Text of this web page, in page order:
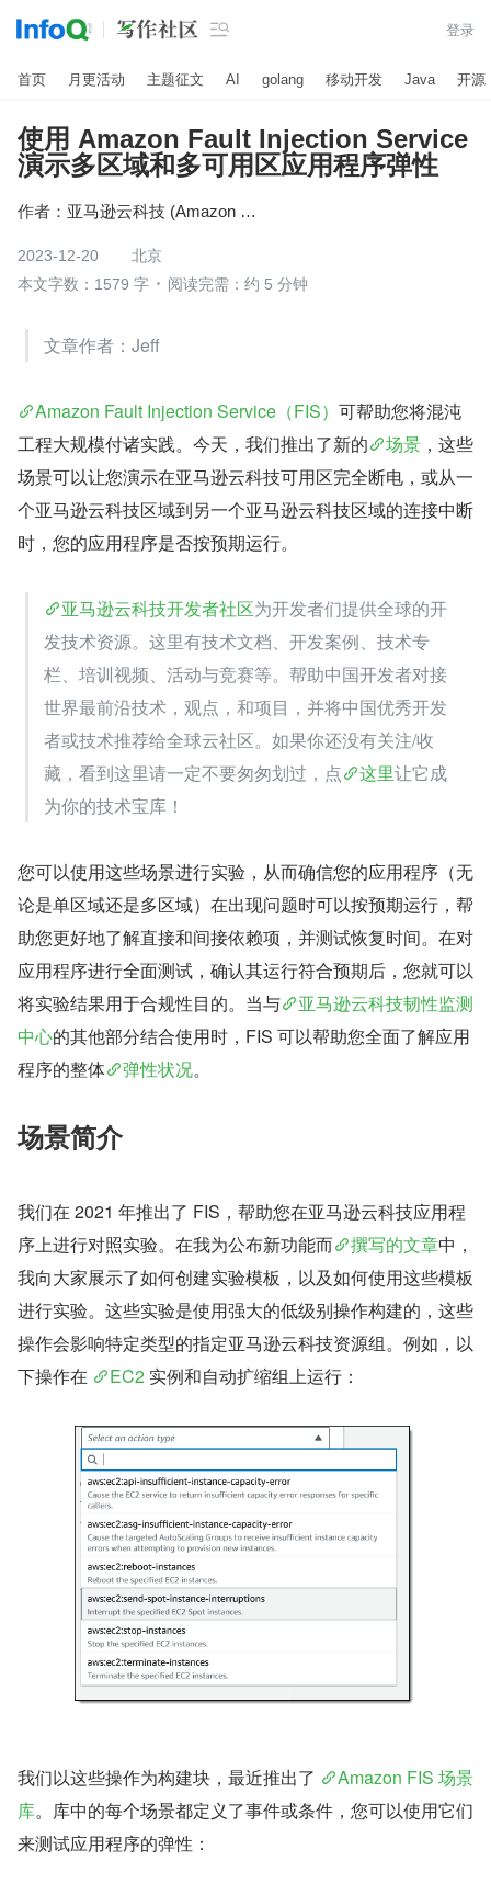
 登录
首页 月更活动 主题征文 AI golang 移动开发 Java 开源
使用 Amazon Fault Injection Service
演示多区域和多可用区应用程序弹性
作者： 亚马逊云科技 (Amazon Web Services）
2023-12-20
北京
本文字数：1579 字
阅读完需：约 5 分钟
文章作者：Jeff
Amazon Fault Injection Service（FIS） 可帮助您将混沌
工程大规模付诸实践。今天，我们推出了新的
场景 ，这些
场景可以让您演示在亚马逊云科技可用区完全断电，或从一
个亚马逊云科技区域到另一个亚马逊云科技区域的连接中断
时，您的应用程序是否按预期运行。
亚马逊云科技开发者社区为开发者们提供全球的开
发技术资源。这里有技术文档、开发案例、技术专
栏、培训视频、活动与竞赛等。帮助中国开发者对接
世界最前沿技术，观点，和项目，并将中国优秀开发
者或技术推荐给全球云社区。如果你还没有关注/收
藏，看到这里请一定不要匆匆划过，点
这里让它成
为你的技术宝库！
您可以使用这些场景进行实验，从而确信您的应用程序（无
论是单区域还是多区域）在出现问题时可以按预期运行，帮
助您更好地了解直接和间接依赖项，并测试恢复时间。在对
应用程序进行全面测试，确认其运行符合预期后，您就可以
将实验结果用于合规性目的。当与
亚马逊云科技韧性监测
中心的其他部分结合使用时，FIS 可以帮助您全面了解应用
程序的整体
弹性状况。
场景简介
我们在 2021 年推出了 FIS，帮助您在亚马逊云科技应用程
序上进行对照实验。在我为公布新功能而
撰写的文章中，
我向大家展示了如何创建实验模板，以及如何使用这些模板
进行实验。这些实验是使用强大的低级别操作构建的，这些
操作会影响特定类型的指定亚马逊云科技资源组。例如，以
下操作在
EC2 实例和自动扩缩组上运行：
我们以这些操作为构建块，最近推出了
Amazon FIS 场景
库。库中的每个场景都定义了事件或条件，您可以使用它们
来测试应用程序的弹性：